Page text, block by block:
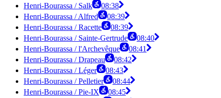
Henri-Bourassa / Salk
08:38
Henri-Bourassa / Alfred
08:39
Henri-Bourassa / Racette
08:39
Henri-Bourassa / Sainte-Gertrude
08:40
Henri-Bourassa / l'Archevêque
08:41
Henri-Bourassa / Drapeau
08:42
Henri-Bourassa / Léger
08:43
Henri-Bourassa / Pelletier
08:44
Henri-Bourassa / Pie-IX
08:45